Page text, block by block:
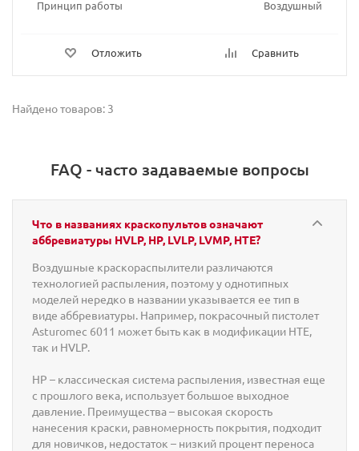
Принцип работы Воздушный
Отложить Сравнить
Найдено товаров: 3
FAQ - часто задаваемые вопросы
Что в названиях краскопультов означают
аббревиатуры HVLP, HP, LVLP, LVMP, HTE?
Воздушные краскораспылители различаются
технологией распыления, поэтому у однотипных
моделей нередко в названии указывается ее тип в
виде аббревиатуры. Например, покрасочный пистолет
Asturomec 6011 может быть как в модификации HTE,
так и HVLP.
HP – классическая система распыления, известная еще
с прошлого века, использует большое выходное
давление. Преимущества – высокая скорость
нанесения краски, равномерность покрытия, подходит
для новичков, недостаток – низкий процент переноса